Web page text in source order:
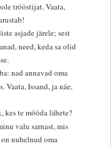
trööstijat. Vaata,
asjade järele; sest
need, keda sa olid
nad annavad oma
Vaata, Issand, ja näe,
kes te mööda lähete?
valu sarnast, mis
nuhelnud oma